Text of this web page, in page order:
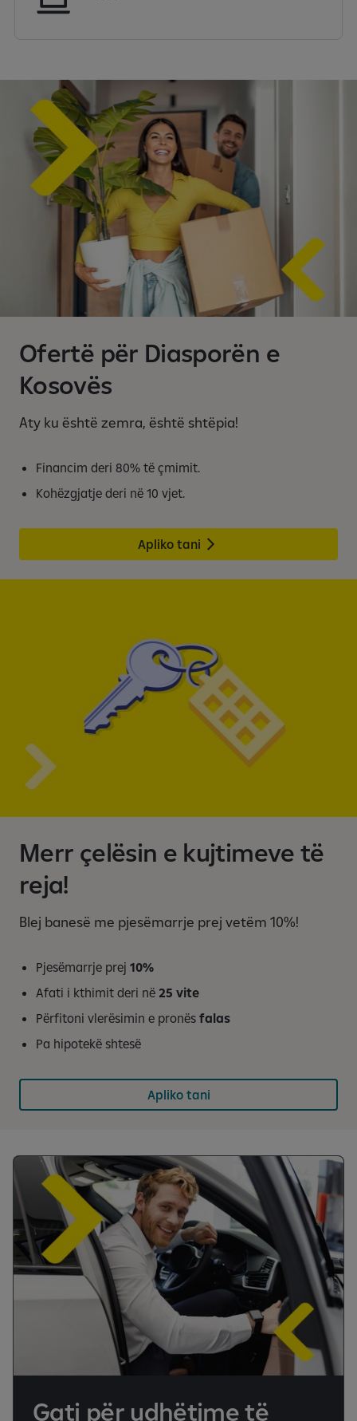
Ofertë për Diasporën e
Kosovës
Aty ku është zemra, është shtëpia!
Financim deri 80% të çmimit.
Kohëzgjatje deri në 10 vjet.
Apliko tani
Merr çelësin e kujtimeve të
reja!
Blej banesë me pjesëmarrje prej vetëm 10%!
Pjesëmarrje prej 10%
Afati i kthimit deri në 25 vite
Përfitoni vlerësimin e pronës falas
Pa hipotekë shtesë
Apliko tani
Gati për udhëtime të